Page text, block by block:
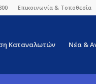
Επικοινωνία & Τοποθεσία
Καταναλωτών Νέα &